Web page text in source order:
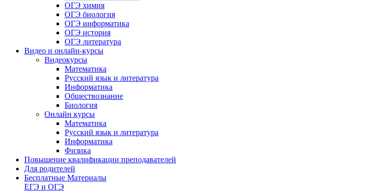
ОГЭ химия
ОГЭ биология
ОГЭ информатика
ОГЭ история
ОГЭ литература
Видео и онлайн-курсы
Видеокурсы
Математика
Русский язык и литература
Информатика
Обществознание
Биология
Онлайн курсы
Математика
Русский язык и литература
Информатика
Физика
Повышение квалификации преподавателей
Для родителей
Бесплатные Материалы
ЕГЭ и ОГЭ